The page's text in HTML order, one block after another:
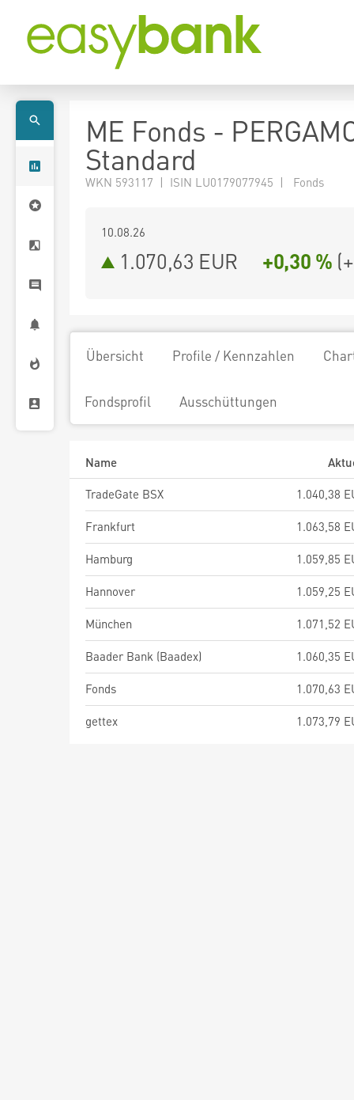
ME Fonds -
Standard
WKN 593117 | ISIN LU0179077945 | Fonds
10.08.26
1.070,63 EUR +0,30 % (
Übersicht Profile / Kennzahlen
Fondsprofil Ausschüttungen
Name
TradeGate BSX
1.040,38
Frankfurt 1.063,58
Hamburg 1.059,85
Hannover 1.059,25
München 1.071,52
Baader Bank (Baadex) 1.060,35
Fonds 1.070,63
gettex 1.073,79